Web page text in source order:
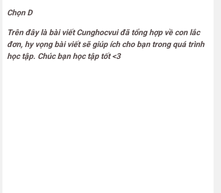
Chọn D
Trên đây là bài viết Cunghocvui đã tổng hợp về con lắc
đơn, hy vọng bài viết sẽ giúp ích cho bạn trong quá trình
học tập. Chúc bạn học tập tốt <3